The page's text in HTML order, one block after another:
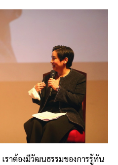
เราต้องมีวัฒนธรรมของการรู้ทัน